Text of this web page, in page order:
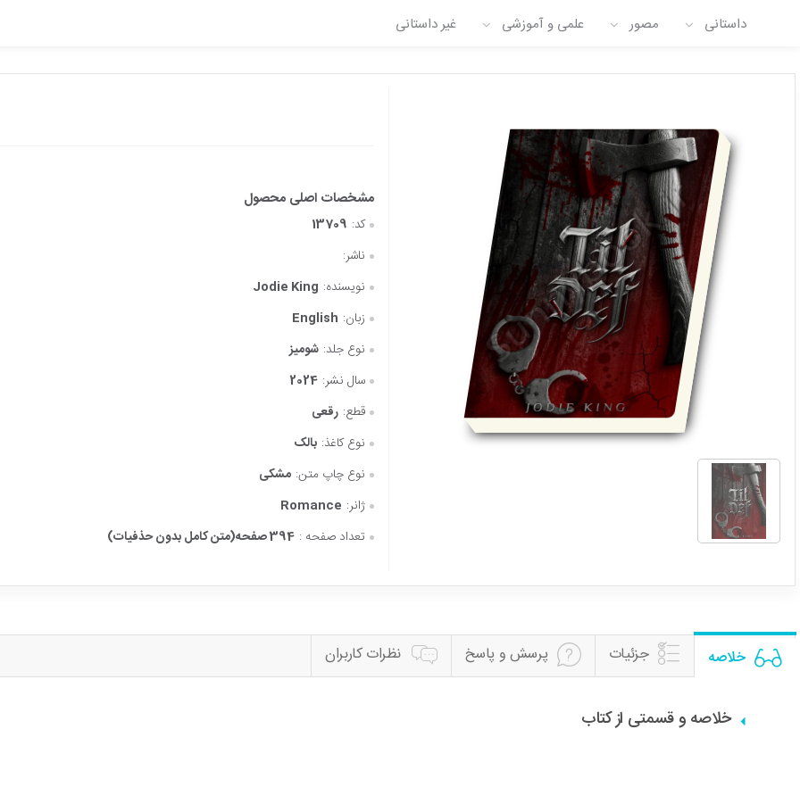
داستانی مصور علمی و آموزشی غیر داستانی
کد: 13709
ناشر:
نویسنده: Jodie King
زبان: English
نوع جلد: شومیز
سال نشر: 2024
قطع: رقعی
نوع کاغذ: بالک
نوع چاپ متن: مشکی
ژانر: Romance
تعداد صفحه : 394 صفحه(متن کامل بدون حذفیات)
خلاصه جزئیات پرسش و پاسخ نظرات کاربران
خلاصه و قسمتی از کتاب